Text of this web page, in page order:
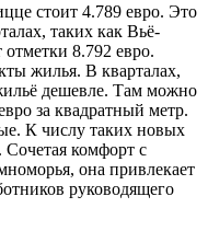
стоит 4.789 евро. Это
таких как Вьё-
8.792 евро.
жилья. В кварталах,
дешевле. Там можно
за квадратный метр.
К числу таких новых
комфорт с
она привлекает
руководящего